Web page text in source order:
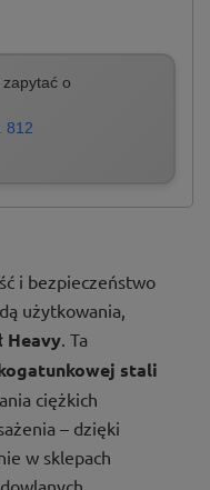
o
812
i bezpieczeństwo
użytkowania,
Heavy . Ta
stali
ciężkich
– dzięki
w sklepach